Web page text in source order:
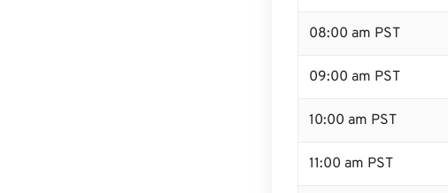
08:00 am PST
09:00 am PST
10:00 am PST
11:00 am PST